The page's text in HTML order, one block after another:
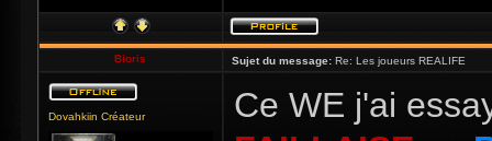
Bioris Sujet du message: Re: Les joueurs REALIFE
Dovahkiin Créateur
Ce WE j'ai